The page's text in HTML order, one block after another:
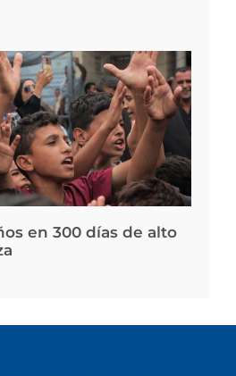
en 300 días de alto